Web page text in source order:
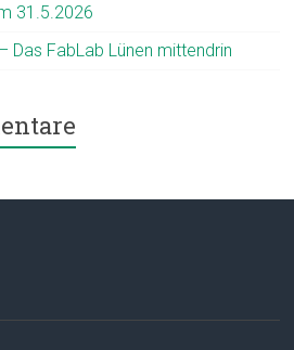
31.5.2026
Das FabLab Lünen mittendrin